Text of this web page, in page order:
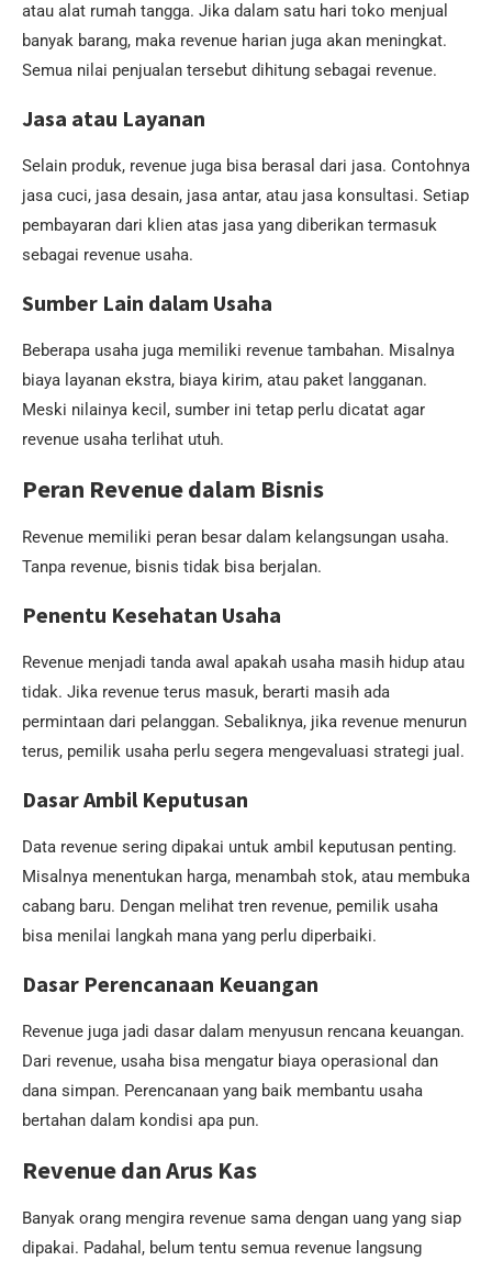
atau alat rumah tangga. Jika dalam satu hari toko menjual
banyak barang, maka revenue harian juga akan meningkat.
Semua nilai penjualan tersebut dihitung sebagai revenue.
Jasa atau Layanan
Selain produk, revenue juga bisa berasal dari jasa. Contohnya
jasa cuci, jasa desain, jasa antar, atau jasa konsultasi. Setiap
pembayaran dari klien atas jasa yang diberikan termasuk
sebagai revenue usaha.
Sumber Lain dalam Usaha
Beberapa usaha juga memiliki revenue tambahan. Misalnya
biaya layanan ekstra, biaya kirim, atau paket langganan.
Meski nilainya kecil, sumber ini tetap perlu dicatat agar
revenue usaha terlihat utuh.
Peran Revenue dalam Bisnis
Revenue memiliki peran besar dalam kelangsungan usaha.
Tanpa revenue, bisnis tidak bisa berjalan.
Penentu Kesehatan Usaha
Revenue menjadi tanda awal apakah usaha masih hidup atau
tidak. Jika revenue terus masuk, berarti masih ada
permintaan dari pelanggan. Sebaliknya, jika revenue menurun
terus, pemilik usaha perlu segera mengevaluasi strategi jual.
Dasar Ambil Keputusan
Data revenue sering dipakai untuk ambil keputusan penting.
Misalnya menentukan harga, menambah stok, atau membuka
cabang baru. Dengan melihat tren revenue, pemilik usaha
bisa menilai langkah mana yang perlu diperbaiki.
Dasar Perencanaan Keuangan
Revenue juga jadi dasar dalam menyusun rencana keuangan.
Dari revenue, usaha bisa mengatur biaya operasional dan
dana simpan. Perencanaan yang baik membantu usaha
bertahan dalam kondisi apa pun.
Revenue dan Arus Kas
Banyak orang mengira revenue sama dengan uang yang siap
dipakai. Padahal, belum tentu semua revenue langsung